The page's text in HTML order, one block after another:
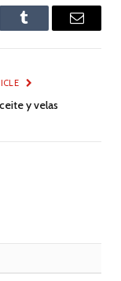
Tumblr Email
y velas